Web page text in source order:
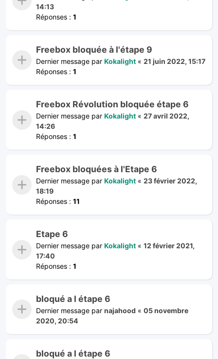
14:13
Réponses : 1
Freebox bloquée à l'étape 9
Dernier message par Kokalight « 21 juin 2022, 15:17
Réponses : 1
Freebox Révolution bloquée étape 6
Dernier message par Kokalight « 27 avril 2022,
14:26
Réponses : 1
Freebox bloquées à l'Etape 6
Dernier message par Kokalight « 23 février 2022,
18:19
Réponses : 11
Etape 6
Dernier message par Kokalight « 12 février 2021,
17:40
Réponses : 1
bloqué a l étape 6
Dernier message par najahood « 05 novembre
2020, 20:54
bloqué a l étape 6